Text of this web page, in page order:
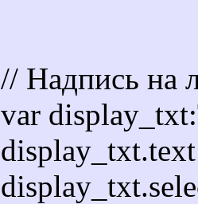
// Надпись на
var